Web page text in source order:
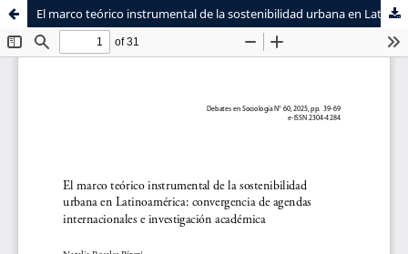
El marco teórico instrumental de la sostenibilidad urbana en Latinoamérica